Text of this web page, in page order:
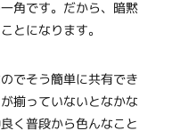
角です。だから、暗黙
とになります。
でそう簡単に共有でき
揃っていないとなかな
く普段から色んなこと